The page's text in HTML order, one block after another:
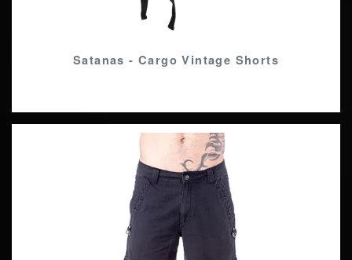
Satanas - Cargo Vintage Shorts